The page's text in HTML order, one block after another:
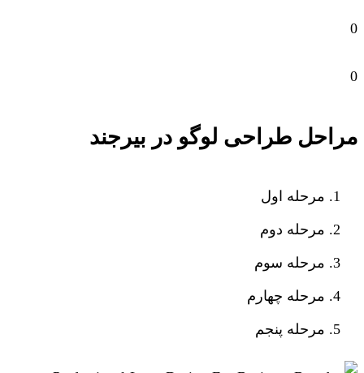
0
0
مراحل طراحی لوگو در بیرجند
مرحله اول
مرحله دوم
مرحله سوم
مرحله چهارم
مرحله پنجم